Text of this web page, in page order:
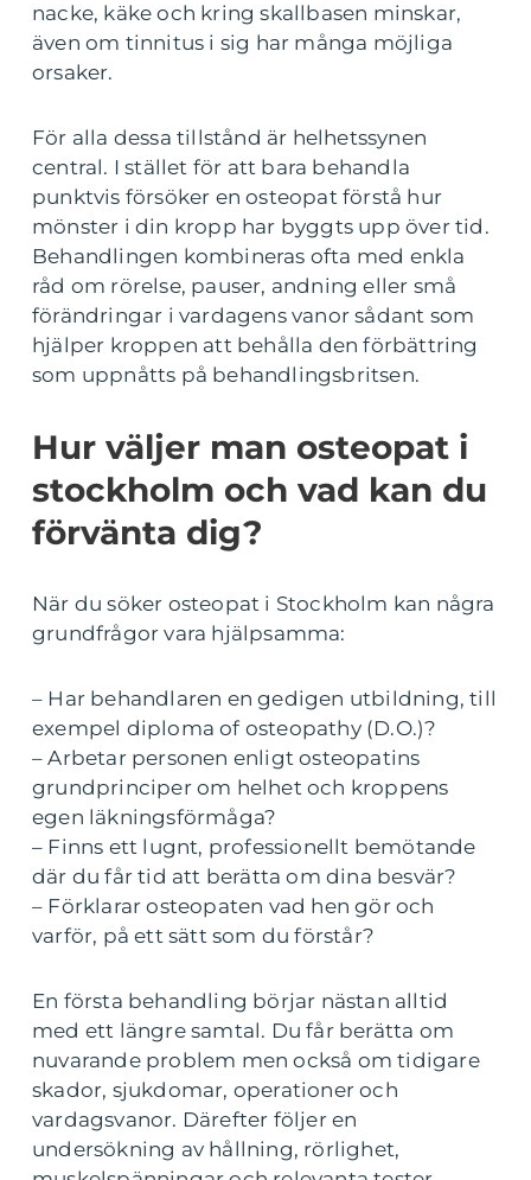
nacke, käke och kring skallbasen minskar,
även om tinnitus i sig har många möjliga
orsaker.
För alla dessa tillstånd är helhetssynen
central. I stället för att bara behandla
punktvis försöker en osteopat förstå hur
mönster i din kropp har byggts upp över tid.
Behandlingen kombineras ofta med enkla
råd om rörelse, pauser, andning eller små
förändringar i vardagens vanor sådant som
hjälper kroppen att behålla den förbättring
som uppnåtts på behandlingsbritsen.
Hur väljer man osteopat i
stockholm och vad kan du
förvänta dig?
När du söker osteopat i Stockholm kan några
grundfrågor vara hjälpsamma:
– Har behandlaren en gedigen utbildning, till
exempel diploma of osteopathy (D.O.)?
– Arbetar personen enligt osteopatins
grundprinciper om helhet och kroppens
egen läkningsförmåga?
– Finns ett lugnt, professionellt bemötande
där du får tid att berätta om dina besvär?
– Förklarar osteopaten vad hen gör och
varför, på ett sätt som du förstår?
En första behandling börjar nästan alltid
med ett längre samtal. Du får berätta om
nuvarande problem men också om tidigare
skador, sjukdomar, operationer och
vardagsvanor. Därefter följer en
undersökning av hållning, rörlighet,